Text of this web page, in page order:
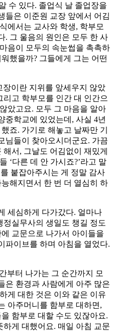
수 있다. 졸업식 날 졸업장을
들은 이준원 교장 앞에서 어김
에서는 교사와 학생, 학부모
. 그 울음의 원인은 모두 한 사
음이 모두의 속눈썹을 촉촉하
했을까? 그들에게 그는 어떤
이란 지위를 앞세우지 않았
고 학부모를 인간 대 인간으
았고요. 모두 그 마음을 알아
중학교에 있었는데, 사실 4년
죠. 가기로 해놓고 날짜만 기
님들이 찾아오시더군요. 가끔
서, 그날도 어김없이 재밌게
‘다른 데 안 가시죠?’라고 말
붙잡아주시는 게 정말 감사
해지면서 한 번 더 열심히 하
세심하게 다가갔다. 얼마나
실무사의 생일도 챙길 정도
교문으로 나가서 아이들을
파이브를 하며 아침을 열었다.
부터 나가는 그 순간까지 모
은 환경과 사람에게 아주 많은
게 대한 것은 이와 같은 이유
아주머니를 함부로 대하면,
함부로 대할 수도 있잖아요.
게 대했어요. 매일 아침 교문